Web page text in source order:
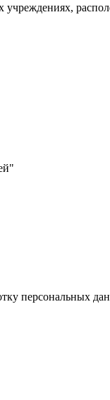
учреждениях,
персональных